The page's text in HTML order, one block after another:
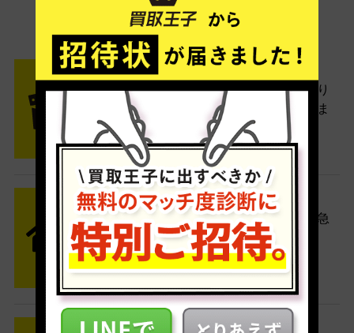
ご利用は簡単3ステップ
STEP1 お申込み・梱包
ネットでお申込みしたら、箱に売り
たい商品をいろいろ詰めて梱包しま
す。
STEP2 発送
送料無料でご自宅から発送！佐川急
便がご自宅まで引き取りに伺いま
す。
STEP3 ご入金